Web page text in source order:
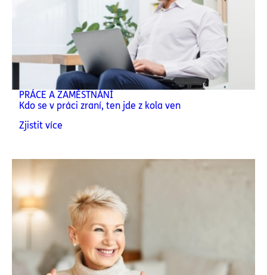
PRÁCE A ZAMĚSTNÁNÍ
Kdo se v práci zraní, ten jde z kola ven
Zjistit více